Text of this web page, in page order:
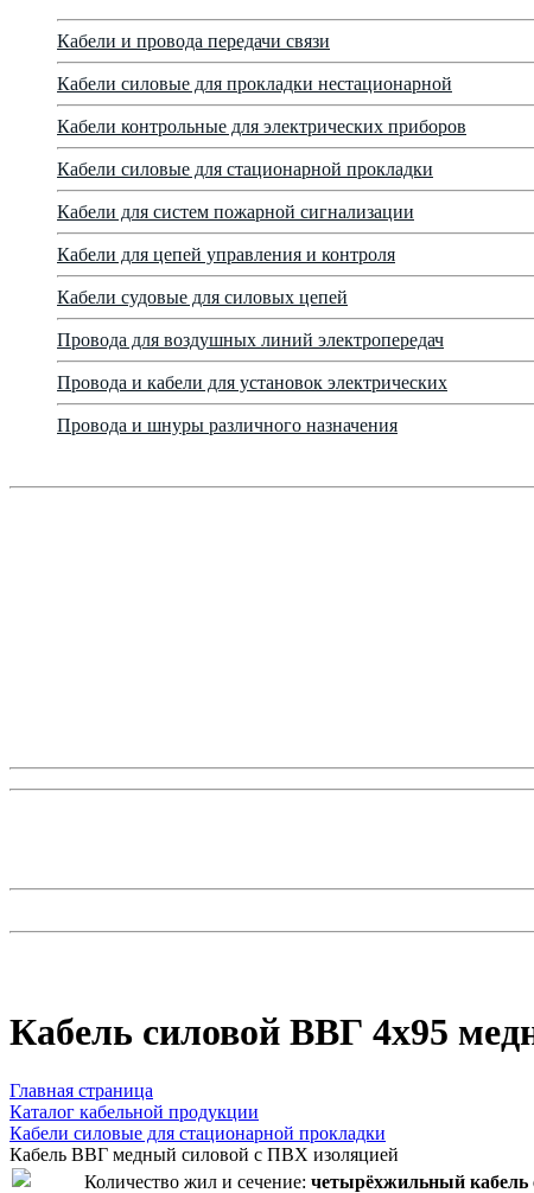
Кабели и провода передачи связи
Кабели силовые для прокладки нестационарной
Кабели контрольные для электрических приборов
Кабели силовые для стационарной прокладки
Кабели для систем пожарной сигнализации
Кабели для цепей управления и контроля
Кабели судовые для силовых цепей
Провода для воздушных линий электропередач
Провода и кабели для установок электрических
Провода и шнуры различного назначения
Кабель силовой ВВГ 4х95
Главная страница
Каталог кабельной продукции
Кабели силовые для стационарной прокладки
Кабель ВВГ медный силовой с ПВХ изоляцией
Количество жил и сечение: четырёхжильный кабель